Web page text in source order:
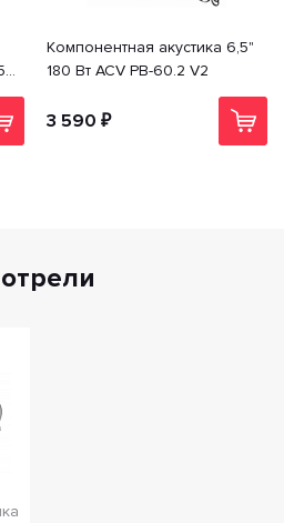
Компонентная акустика 6,5"
180 Вт ACV PB-60.2 V2
3 590 ₽